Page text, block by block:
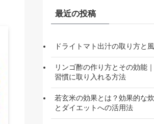
最近の投稿
ドライトマト出汁の取り方と
リンゴ酢の作り方とその効能
習慣に取り入れる方法
若玄米の効果とは？効果的な
とダイエットへの活用法